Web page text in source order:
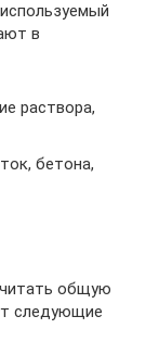
в
раствора,
бетона,
общую
следующие